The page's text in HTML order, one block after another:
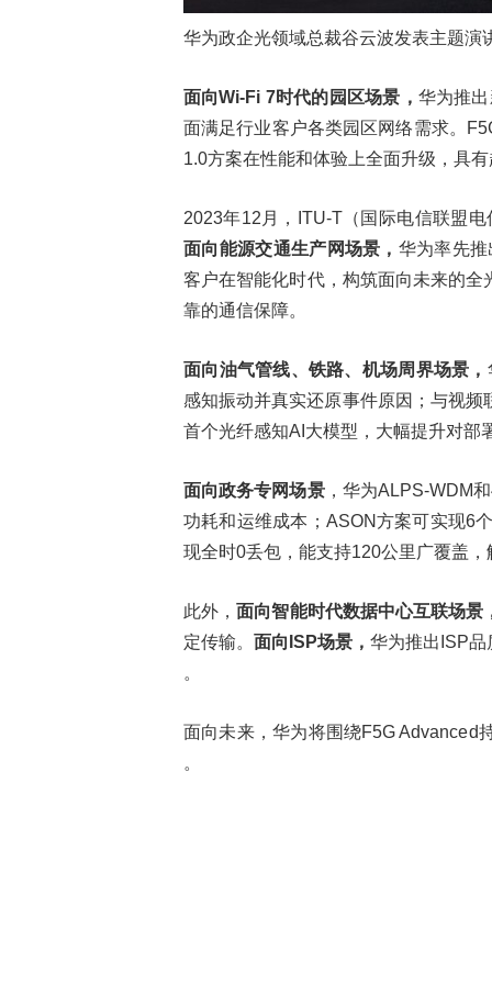
华为政企光领域总裁谷云波发表主题演
面向Wi-Fi 7时代的园区场景， 华为推
面满足行业客户各类园区网络需求。
1.0方案在性能和体验上全面升级，具
2023年12月，ITU-T（国际电信联盟
面向能源交通生产网场景， 华为率先
客户在智能化时代，构筑面向未来的
靠的通信保障。
面向油气管线、铁路、机场周界场景 ，
感知振动并真实还原事件原因；与视
首个光纤感知AI大模型，大幅提升对部
面向政务专网场景，华为ALPS-WDM
功耗和运维成本；ASON方案可实现6
现全时0丢包，能支持120公里广覆盖
此外，面向智能时代数据中心互联场景
定传输。 面向 ISP场景， 华为推出ISP品
。
面向未来，华为将围绕F5G Advanced
。